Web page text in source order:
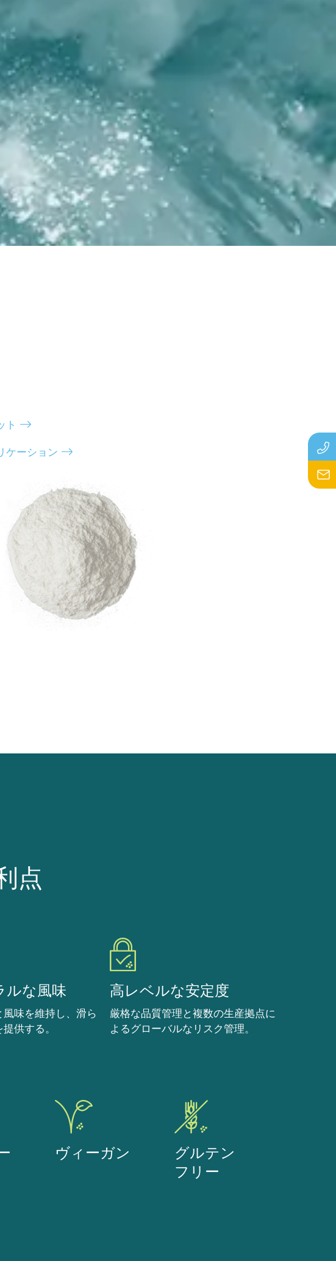
ト
ケーション
点
ルな風味
味を維持し、滑ら
供する。
高レベルな安定度
厳格な品質管理と複数の生産拠点に
よるグローバルなリスク管理。
ヴィーガン
グルテン
フリー